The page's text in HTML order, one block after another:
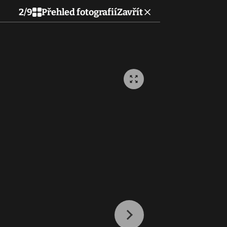
2/9 Přehled fotografiíZavřít